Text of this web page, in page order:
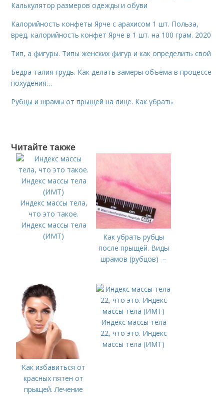
Калькулятор размеров одежды и обуви
Калорийность конфеты Ярче с арахисом 1 шт. Польза,
вред, калорийность конфет Ярче в 1 шт. на 100 грам. 2020
Тип, а фигуры. Типы женских фигур и как определить свой
Бедра талия грудь. Как делать замеры объёма в процессе
похудения…
Рубцы и шрамы от прыщей на лице. Как убрать
Читайте также
Индекс массы тела,
что это такое.
Индекс массы тела
(ИМТ)
Как убрать рубцы
после прыщей. Виды
шрамов (рубцов) –
Как избавиться от
красных пятен от
прыщей. Лечение
Индекс массы тела
22, что это. Индекс
массы тела (ИМТ)